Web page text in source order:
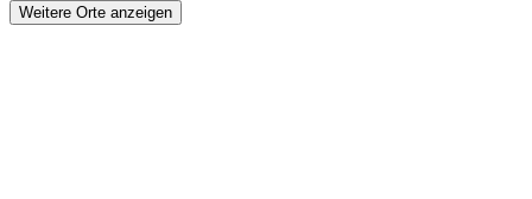
Weitere Orte anzeigen